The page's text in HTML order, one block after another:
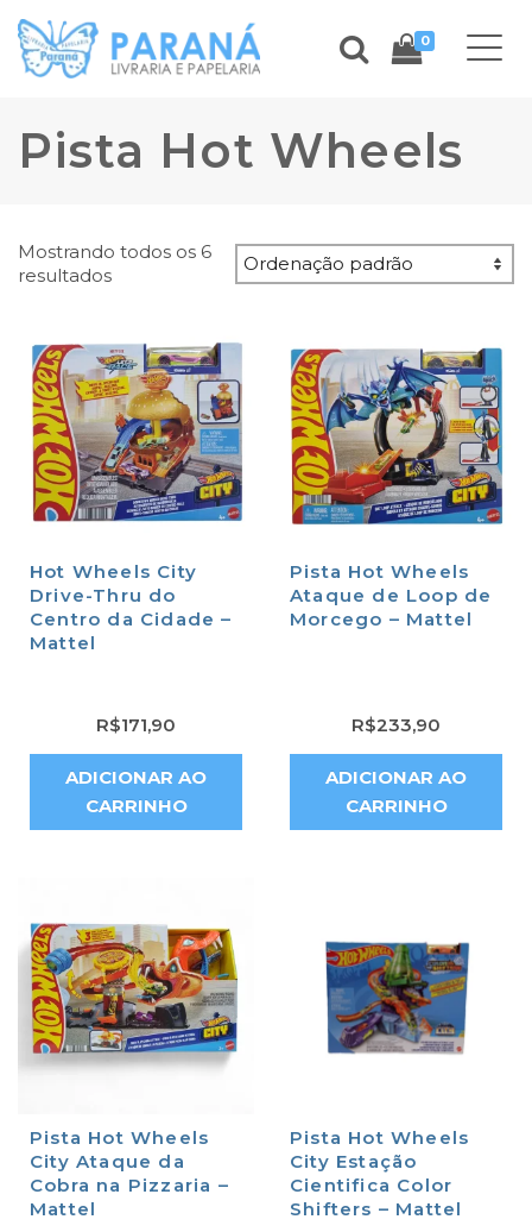
0
Pista Hot Wheels
Mostrando todos os 6
resultados
Hot Wheels City
Drive-Thru do
Centro da Cidade –
Mattel
R$171,90
ADICIONAR AO
CARRINHO
Pista Hot Wheels
Ataque de Loop de
Morcego – Mattel
R$233,90
ADICIONAR AO
CARRINHO
Pista Hot Wheels
City Ataque da
Cobra na Pizzaria –
Mattel
Pista Hot Wheels
City Estação
Cientifica Color
Shifters – Mattel